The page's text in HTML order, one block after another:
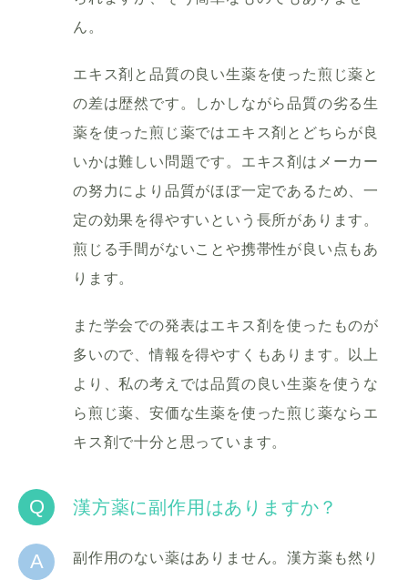
ん。
エキス剤と品質の良い生薬を使った煎じ薬と
の差は歴然です。しかしながら品質の劣る生
薬を使った煎じ薬ではエキス剤とどちらが良
いかは難しい問題です。エキス剤はメーカー
の努力により品質がほぼ一定であるため、一
定の効果を得やすいという長所があります。
煎じる手間がないことや携帯性が良い点もあ
ります。
また学会での発表はエキス剤を使ったものが
多いので、情報を得やすくもあります。以上
より、私の考えでは品質の良い生薬を使うな
ら煎じ薬、安価な生薬を使った煎じ薬ならエ
キス剤で十分と思っています。
Q 漢方薬に副作用はありますか？
A
副作用のない薬はありません。漢方薬も然り